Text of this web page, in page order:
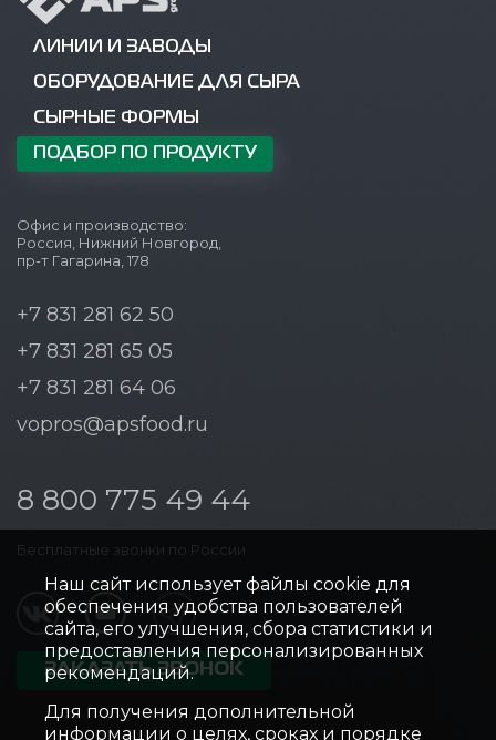
ЛИНИИ И ЗАВОДЫ
ОБОРУДОВАНИЕ ДЛЯ СЫРА
СЫРНЫЕ ФОРМЫ
ПОДБОР ПО ПРОДУКТУ
Офис и производство:
Россия, Нижний Новгород,
пр-т Гагарина, 178
+7 831 281 62 50
+7 831 281 65 05
+7 831 281 64 06
vopros@apsfood.ru
8 800 775 49 44
Бесплатные звонки по России
ЗАКАЗАТЬ ЗВОНОК
Наш сайт использует файлы cookie для
обеспечения удобства пользователей
сайта, его улучшения, сбора статистики и
предоставления персонализированных
рекомендаций.
Для получения дополнительной
информации о целях, сроках и порядке